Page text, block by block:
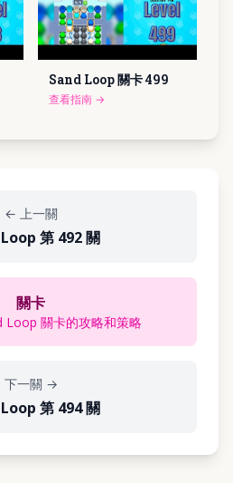
Sand Loop 關卡499
查看指南 →
← 上一關
第 492 關
關卡
Loop 關卡的攻略和策略
下一關 →
第 494 關